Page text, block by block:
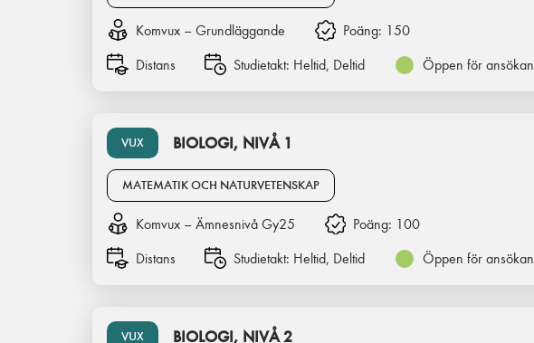
Komvux – Grundläggande Poäng: 150
Distans
Studietakt: Heltid, Deltid Öppen för ansökan
VUX BIOLOGI, NIVÅ 1
MATEMATIK OCH NATURVETENSKAP
Komvux – Ämnesnivå Gy25 Poäng: 100
Distans
Studietakt: Heltid, Deltid Öppen för ansökan
VUX BIOLOGI, NIVÅ 2